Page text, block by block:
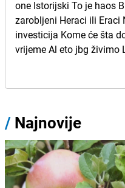
one Istorijski To je haos
zarobljeni Heraci ili
investicija Kome će šta
vrijeme Al eto jbg živimo
/ Najnovije